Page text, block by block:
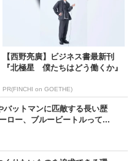
【西野亮廣】ビジネス書最新刊
『北極星 僕たちはどう働くか』
PR(FINCHI on GOETHE)
バットマンに匹敵する長い歴
ロー、ブルービートルって...